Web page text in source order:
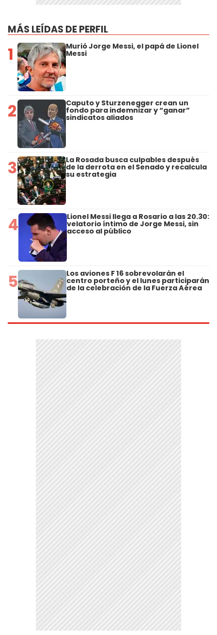
MÁS LEÍDAS DE PERFIL
1 Murió Jorge Messi, el papá de Lionel
Messi
2 Caputo y Sturzenegger crean un
fondo para indemnizar y “ganar”
sindicatos aliados
3 La Rosada busca culpables después
de la derrota en el Senado y recalcula
su estrategia
4 Lionel Messi llega a Rosario a las 20.30:
velatorio íntimo de Jorge Messi, sin
acceso al público
5 Los aviones F 16 sobrevolarán el
centro porteño y el lunes participarán
de la celebración de la Fuerza Aérea